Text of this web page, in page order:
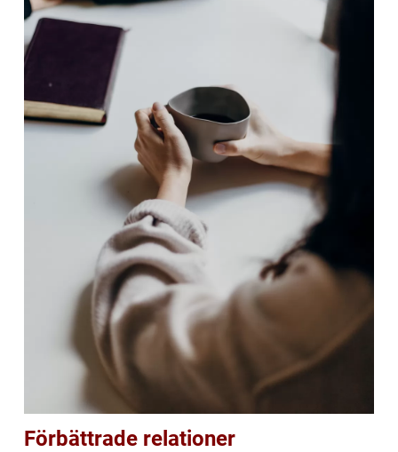
Förbättrade relationer